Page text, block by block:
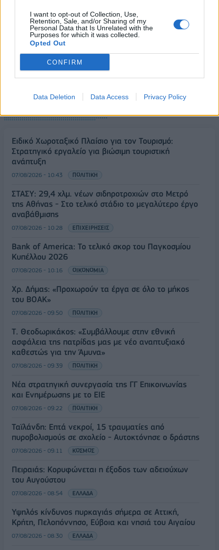
I want to opt-out of Collection, Use,
Retention, Sale, and/or Sharing of my
Personal Data that Is Unrelated with the
Purposes for which it was collected.
Opted Out
CONFIRM
Data Deletion Data Access Privacy Policy
Ειδικό Χωροταξικό Πλαίσιο για τον Τουρισμό:
Στρατηγικό εργαλείο για βιώσιμη τουριστική
ανάπτυξη
07/08/2026 - 10:43 ΠΟΛΙΤΙΚΗ
ΣΤΑΣΥ: 29,4 χλμ. νέων σιδηροτροχιών στο Μετρό
της Αθήνας - Στο τελικό στάδιο το μεγαλύτερο έργο
αναβάθμισης
07/08/2026 - 10:28 ΕΠΙΧΕΙΡΗΣΕΙΣ
Bank of America: Το τελικό σκορ του Παγκοσμίου
Κυπέλλου 2026
07/08/2026 - 10:16 ΟΙΚΟΝΟΜΙΑ
Χρ. Δήμας: «Προχωρούν τα έργα σε όλο το μήκος
του ΒΟΑΚ»
07/08/2026 - 09:50 ΠΟΛΙΤΙΚΗ
Τ. Θεοδωρικάκος: «Συμβάλλουμε στην εθνική
ασφάλεια της πατρίδας μας με νέο αναπτυξιακό
καθεστώς για την Άμυνα»
07/08/2026 - 09:39 ΠΟΛΙΤΙΚΗ
Νέα στρατηγική συνεργασία της ΓΓ Επικοινωνίας
και Ενημέρωσης με το ΕΙΕ
07/08/2026 - 09:22 ΠΟΛΙΤΙΚΗ
Ταϊλάνδη: Επτά νεκροί, 15 τραυματίες από
πυροβολισμούς σε σχολείο - Αυτοκτόνησε ο δράστης
07/08/2026 - 09:11 ΚΟΣΜΟΣ
Πειραιάς: Κορυφώνεται η έξοδος των αδειούχων
του Αυγούστου
07/08/2026 - 08:54 ΕΛΛΑΔΑ
Υψηλός κίνδυνος πυρκαγιάς σήμερα σε Αττική,
Κρήτη, Πελοπόννησο, Εύβοια και νησιά του Αιγαίου
07/08/2026 - 08:30 ΕΛΛΑΔΑ